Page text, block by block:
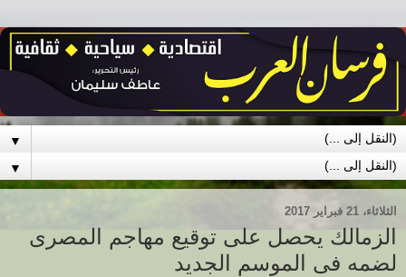
▼
▼
الثلاثاء، 21 فبراير 2017
الزمالك يحصل على توقيع مهاجم المصرى
لضمه فى الموسم الجديد